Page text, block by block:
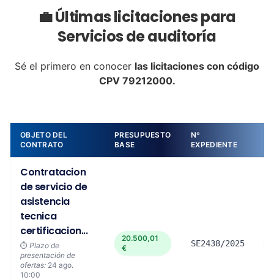
💼 Últimas licitaciones para
Servicios de auditoría
Sé el primero en conocer las licitaciones con código
CPV 79212000.
OBJETO DEL
CONTRATO
PRESUPUESTO
BASE
Nº
EXPEDIENTE
Contratacion
de servicio de
asistencia
tecnica
certificacion...
⏱️ Plazo de
presentación de
ofertas: 24 ago.
10:00
20.500,01
€
SE2438/2025